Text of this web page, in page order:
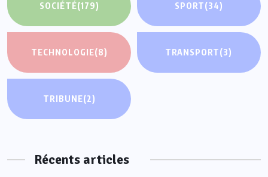
SOCIÉTÉ(179) SPORT(34)
TECHNOLOGIE(8) TRANSPORT(3)
TRIBUNE(2)
Récents articles